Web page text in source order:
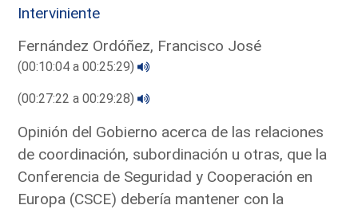
Interviniente
Fernández Ordóñez, Francisco José
(00:10:04 a 00:25:29)
(00:27:22 a 00:29:28)
Opinión del Gobierno acerca de las relaciones
de coordinación, subordinación u otras, que la
Conferencia de Seguridad y Cooperación en
Europa (CSCE) debería mantener con la